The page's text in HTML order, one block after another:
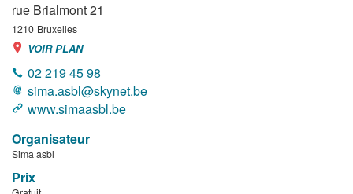
rue Brialmont 21
1210 Bruxelles
VOIR PLAN
02 219 45 98
sima.asbl@skynet.be
www.simaasbl.be
Organisateur
Sima asbl
Prix